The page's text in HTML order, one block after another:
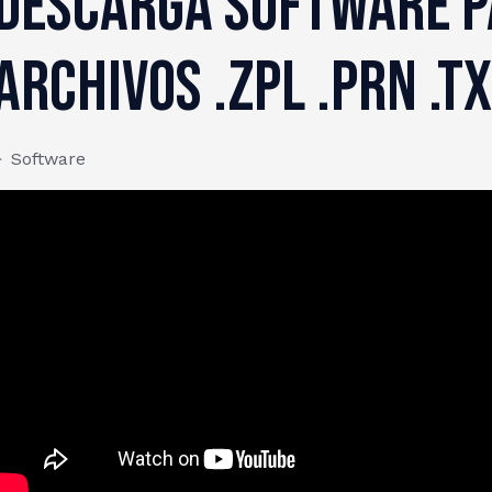
.ZPL .PRN
Software